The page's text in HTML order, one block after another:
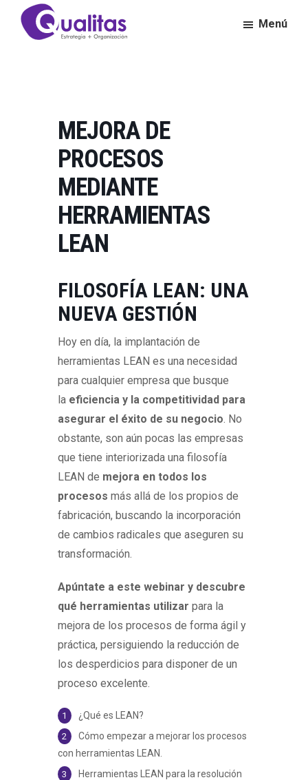
Saltar
contenido
Saltar
Excelencia
Empresarial
Menú
MEJORA DE
PROCESOS
MEDIANTE
HERRAMIENTAS
LEAN
FILOSOFÍA LEAN: UNA
NUEVA GESTIÓN
Hoy en día, la implantación de
herramientas LEAN es una necesidad
para cualquier empresa que busque
la eficiencia y la competitividad para
asegurar el éxito de su negocio. No
obstante, son aún pocas las empresas
que tiene interiorizada una filosofía
LEAN de mejora en todos los
procesos más allá de los propios de
fabricación, buscando la incorporación
de cambios radicales que aseguren su
transformación.
Apúntate a este webinar y descubre
qué herramientas utilizar para la
mejora de los procesos de forma ágil y
práctica, persiguiendo la reducción de
los desperdicios para disponer de un
proceso excelente.
¿Qué es LEAN?
Cómo empezar a mejorar los procesos
con herramientas LEAN.
Herramientas LEAN para la resolución